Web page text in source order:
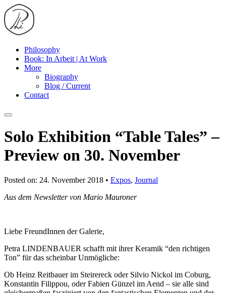
Philosophy
Book: In Arbeit | At Work
More
Biography
Blog / Current
Contact
Solo Exhibition “Table Tales” –
Preview on 30. November
Posted on: 24. November 2018 • Expos, Journal
Aus dem Newsletter von Mario Mauroner
Liebe FreundInnen der Galerie,
Petra LINDENBAUER schafft mit ihrer Keramik “den richtigen
Ton” für das scheinbar Unmögliche:
Ob Heinz Reitbauer im Steirereck oder Silvio Nickol im Coburg,
Konstantin Filippou, oder Fabien Günzel im Aend – sie alle sind